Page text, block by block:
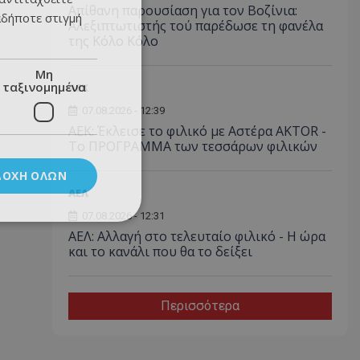
Απίθανη παρουσίαση για τον Βοζίνια:
Αλεξιπτωτιστής τού παρέδωσε τη φανέλα
της Κόλο Κόλο
ΑEK
07.08.2026 - 12:39
ΑΕΚ: Έκλεισε το φιλικό με Αστέρα AKTOR -
Το ΠΡΟΓΡΑΜΜΑ των τεσσάρων φιλικών
ΑΕΛ
07.08.2026 - 12:31
ΑΕΛ: Αλλαγή στο τελευταίο φιλικό - Η ώρα
και το κανάλι που θα το δείξει
Περισσότερα
στιγμή
Μη
ταξινομημένα
ΌΛΩΝ